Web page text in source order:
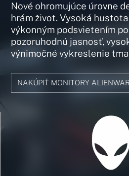
Nové ohromujúce úrovne
hrám život. Vysoká
výkonným podsvietením
pozoruhodnú jasnosť,
výnimočné vykreslenie
NAKÚPIŤ MONITORY